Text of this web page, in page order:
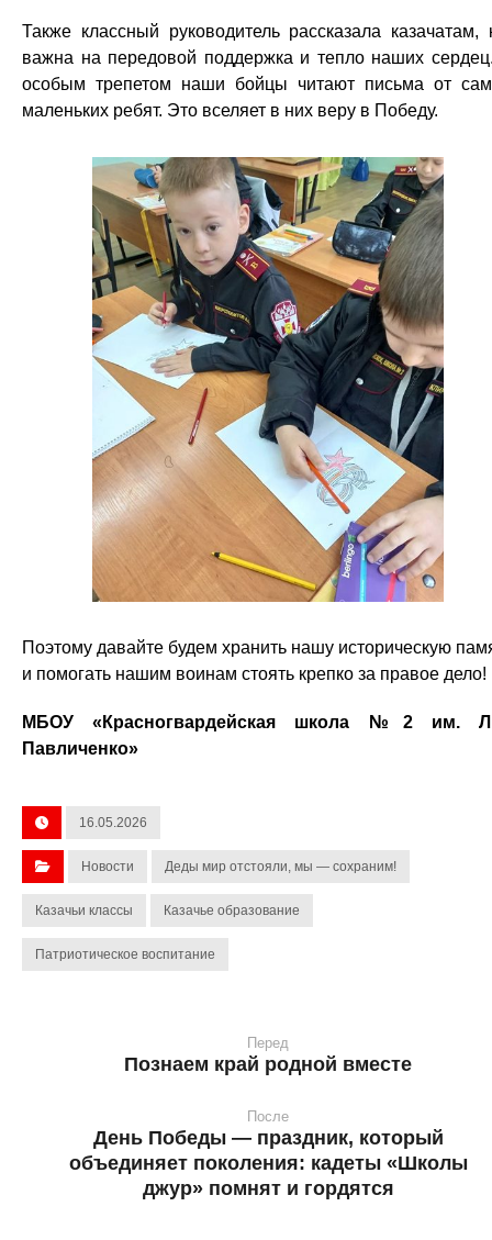
Также классный руководитель рассказала казачатам,
важна на передовой поддержка и тепло наших
особым трепетом наши бойцы читают письма от
маленьких ребят. Это вселяет в них веру в Победу.
Поэтому давайте будем хранить нашу историческую
и помогать нашим воинам стоять крепко за правое дело!
МБОУ «Красногвардейская школа №2 им.
Павличенко»
16.05.2026
Новости Деды мир отстояли, мы — сохраним!
Казачьи классы Казачье образование
Патриотическое воспитание
Перед
Познаем край родной вместе
После
День Победы — праздник, который
объединяет поколения: кадеты «Школы
джур» помнят и гордятся